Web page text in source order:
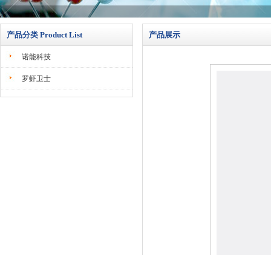
产品分类 Product List
诺能科技
罗虾卫士
产品展示